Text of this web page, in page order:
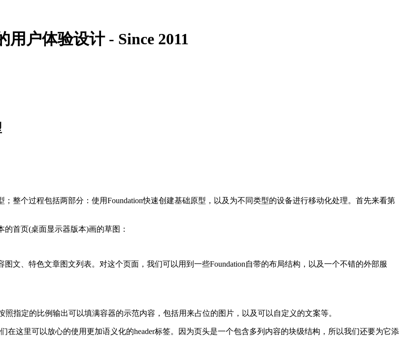
户体验设计 - Since 2011
整个过程包括两部分：使用Foundation快速创建基础原型，以及为不同类型的设备进行移动化处理。首先来看第
首页(桌面显示器版本)画的草图：
文、特色文章图文列表。对这个页面，我们可以用到一些Foundation自带的布局结构，以及一个不错的外部服
照指定的比例输出可以填满容器的示范内容，包括用来占位的图片，以及可以自定义的文案等。
在这里可以放心的使用更加语义化的header标签。因为页头是一个包含多列内容的块级结构，所以我们还要为它添